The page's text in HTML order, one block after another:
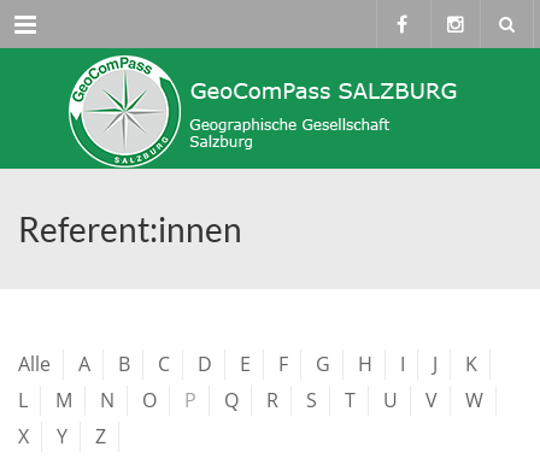
Menü
Referent:innen
Alle A B C D E F G H I J
K
L
M N O P Q R S T U V
W
X
Y Z